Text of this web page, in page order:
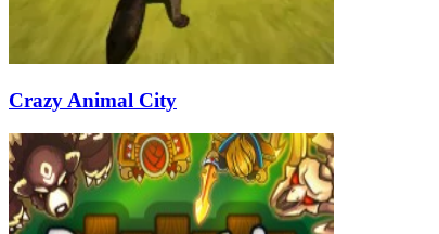
Crazy Animal City